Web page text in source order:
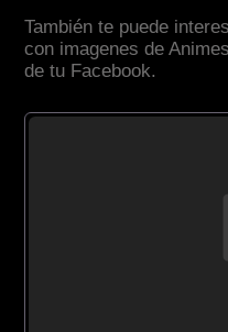
También te puede
con imagenes de
de tu Facebook.